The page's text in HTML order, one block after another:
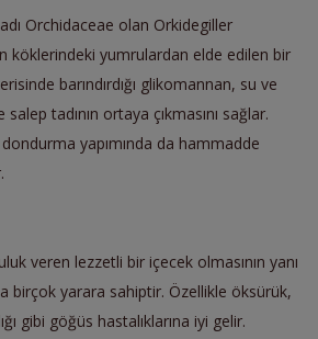
Orchidaceae olan Orkidegiller
köklerindeki yumrulardan elde edilen bir
barındırdığı glikomannan, su ve
tadının ortaya çıkmasını sağlar.
yapımında da hammadde
veren lezzetli bir içecek olmasının yanı
birçok yarara sahiptir. Özellikle öksürük,
gibi göğüs hastalıklarına iyi gelir.